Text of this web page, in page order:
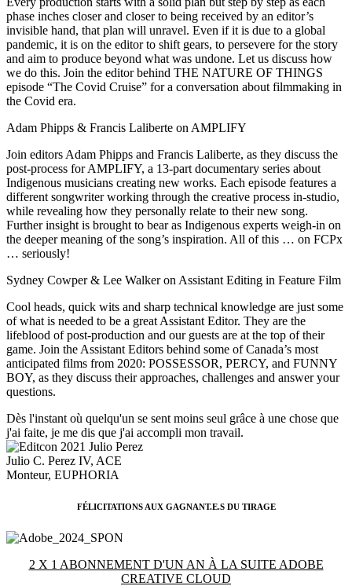
phase inches closer and closer to being received by an editor’s
invisible hand, that plan will unravel. Even if it is due to a global
pandemic, it is on the editor to shift gears, to persevere for the story
and aim to produce beyond what was undone. Let us discuss how
we do this. Join the editor behind THE NATURE OF THINGS
episode “The Covid Cruise” for a conversation about filmmaking in
the Covid era.
Adam Phipps & Francis Laliberte on AMPLIFY
Join editors Adam Phipps and Francis Laliberte, as they discuss the
post-process for AMPLIFY, a 13-part documentary series about
Indigenous musicians creating new works. Each episode features a
different songwriter working through the creative process in-studio,
while revealing how they personally relate to their new song.
Further insight is brought to bear as Indigenous experts weigh-in on
the deeper meaning of the song’s inspiration. All of this … on FCPx
… seriously!
Sydney Cowper & Lee Walker on Assistant Editing in Feature Film
Cool heads, quick wits and sharp technical knowledge are just some
of what is needed to be a great Assistant Editor. They are the
lifeblood of post-production and our guests are at the top of their
game. Join the Assistant Editors behind some of Canada’s most
anticipated films from 2020: POSSESSOR, PERCY, and FUNNY
BOY, as they discuss their approaches, challenges and answer your
questions.
Dès l'instant où quelqu'un se sent moins seul grâce à une chose que
j'ai faite, je me dis que j'ai accompli mon travail.
Julio C. Perez IV, ACE
Monteur, EUPHORIA
FÉLICITATIONS AUX GAGNANT.E.S DU TIRAGE
2 X 1 ABONNEMENT D'UN AN À LA SUITE ADOBE
CREATIVE CLOUD